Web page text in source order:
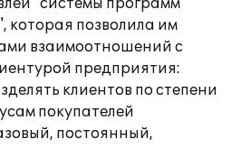
системы программ
которая позволила им
взаимоотношений с
предприятия:
клиентов по степени
покупателей
постоянный,